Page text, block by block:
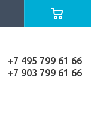
+7 495 799 61 66
+7 903 799 61 66